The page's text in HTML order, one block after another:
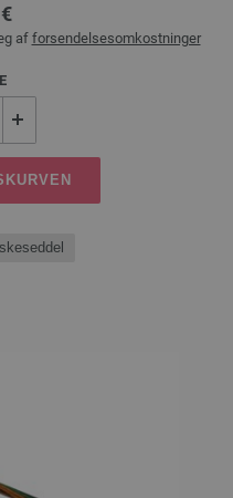
af forsendelsesomkostninger